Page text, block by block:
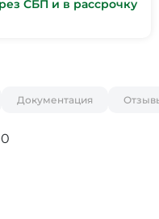
СБП и в рассрочку
Документация